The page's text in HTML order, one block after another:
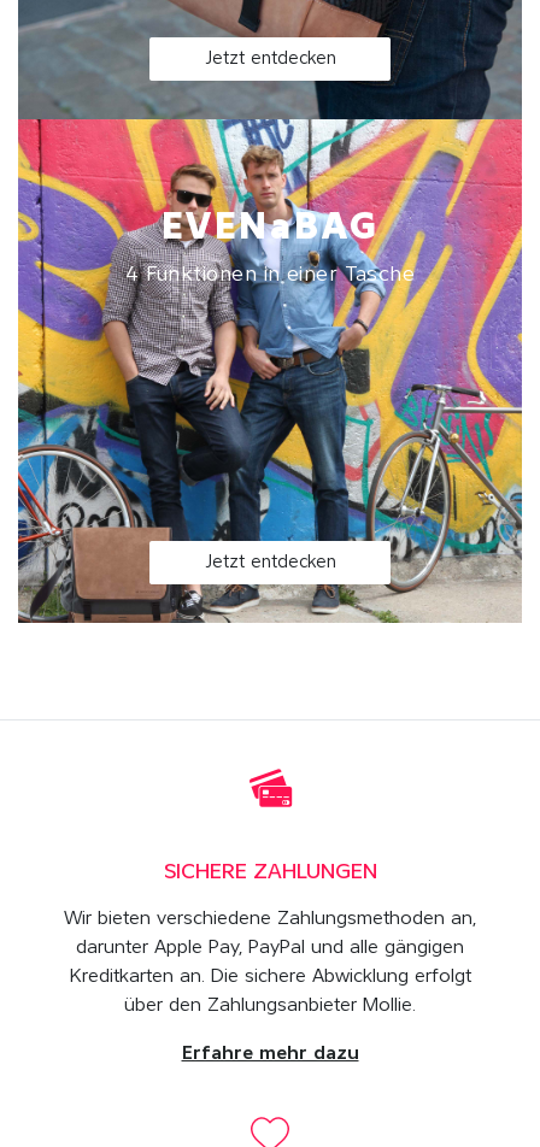
Jetzt entdecken
EVENaBAG
4 Funktionen in einer Tasche
Jetzt entdecken
SICHERE ZAHLUNGEN
Wir bieten verschiedene Zahlungsmethoden an,
darunter Apple Pay, PayPal und alle gängigen
Kreditkarten an. Die sichere Abwicklung erfolgt
über den Zahlungsanbieter Mollie.
Erfahre mehr dazu